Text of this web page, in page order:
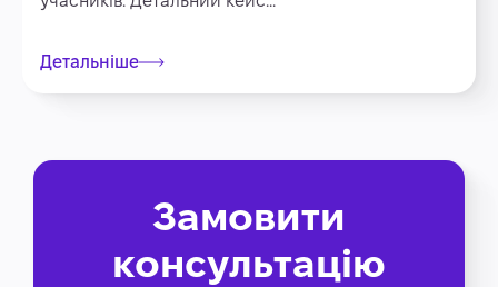
Детальніше
Замовити
консультацію